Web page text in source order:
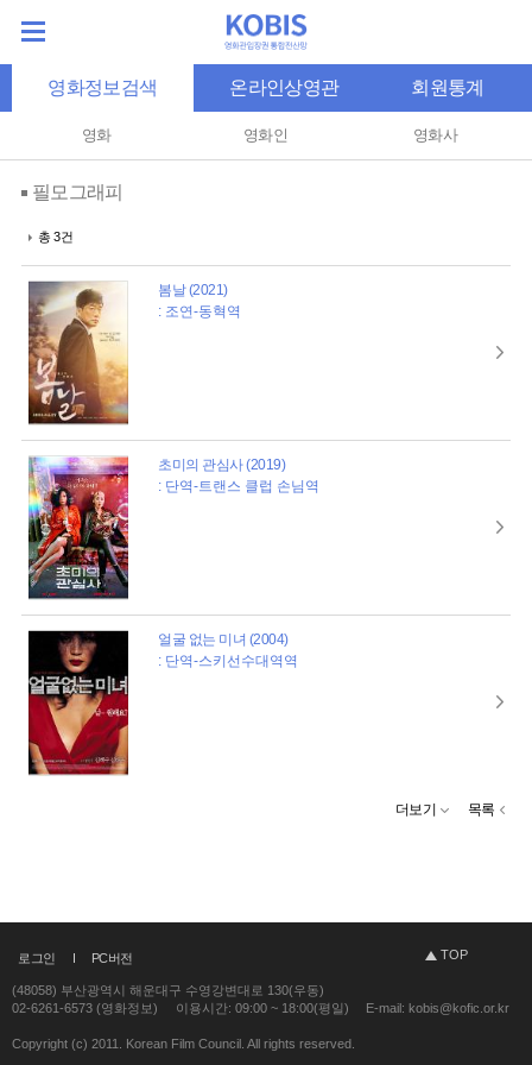
영화정보검색 온라인상영관 회원통계
영화 영화인 영화사
필모그래피
총 3건
봄날 (2021)
: 조연-동혁역
초미의 관심사 (2019)
: 단역-트랜스 클럽 손님역
얼굴 없는 미녀 (2004)
: 단역-스키선수대역역
더보기 목록
로그인 PC버전 TOP
(48058) 부산광역시 해운대구 수영강변대로 130(우동)
02-6261-6573 (영화정보)
이용시간: 09:00 ~ 18:00(평일) E-mail: kobis@kofic.or.kr
Copyright (c) 2011. Korean Film Council. All rights reserved.